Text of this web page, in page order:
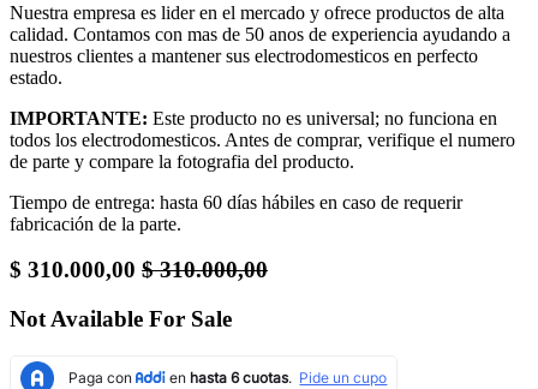
Nuestra empresa es lider en el mercado y ofrece productos de alta
calidad. Contamos con mas de 50 anos de experiencia ayudando a
nuestros clientes a mantener sus electrodomesticos en perfecto
estado.
IMPORTANTE: Este producto no es universal; no funciona en
todos los electrodomesticos. Antes de comprar, verifique el numero
de parte y compare la fotografia del producto.
Tiempo de entrega: hasta 60 días hábiles en caso de requerir
fabricación de la parte.
$ 310.000,00 $310.000,00
Not Available For Sale